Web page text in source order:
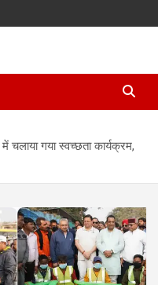
चलाया गया स्वच्छता कार्यक्रम,